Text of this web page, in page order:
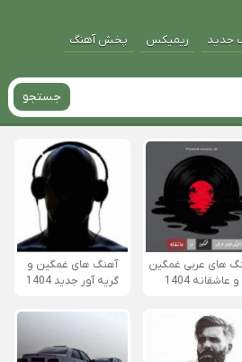
جدید ریمیکس پخش آهنگ
جستجو
های عربی غمگین
و عاشقانه 1404
آهنگ های غمگین و
گریه آور جدید 1404